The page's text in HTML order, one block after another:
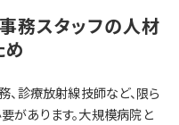
務スタッフの人材
め
、診療放射線技師など、限ら
があります。大規模病院と